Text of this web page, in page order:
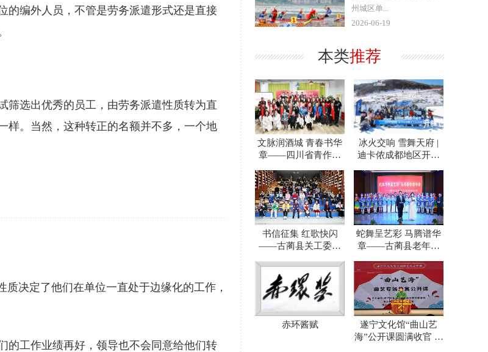
的编外人员，不管是劳务派遣形式还是直接
筛选出优秀的员工，由劳务派遣性质转为直
样。当然，这种转正的名额并不多，一个地
决定了他们在单位一直处于边缘化的工作，
的工作业绩再好，领导也不会同意给他们转
州城区单...
2026-06-19
本类推荐
文脉润酒城 青春书华
章——四川省青作协
之路
冰火交响 雪舞天府 |
迪卡侬成都地区开板
书信征集 红歌快闪
——古蔺县关工委包
蛇舞呈艺彩 马腾谱华
章——古蔺县老年人
艺展
赤环酱赋
遂宁文化馆“曲山艺
海”公开课圆满收官 年